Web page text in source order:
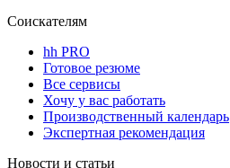
Соискателям
hh PRO
Готовое резюме
Все сервисы
Хочу у вас работать
Производственный календарь
Экспертная рекомендация
Новости и статьи